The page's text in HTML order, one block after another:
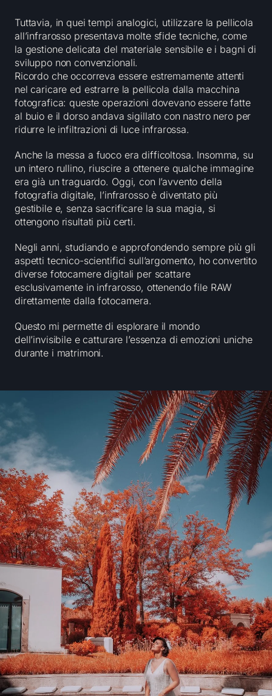
Tuttavia, in quei tempi analogici, utilizzare la pellicola
all’infrarosso presentava molte sfide tecniche, come
la gestione delicata del materiale sensibile e i bagni di
sviluppo non convenzionali.
Ricordo che occorreva essere estremamente attenti
nel caricare ed estrarre la pellicola dalla macchina
fotografica: queste operazioni dovevano essere fatte
al buio e il dorso andava sigillato con nastro nero per
ridurre le infiltrazioni di luce infrarossa.
Anche la messa a fuoco era difficoltosa. Insomma, su
un intero rullino, riuscire a ottenere qualche immagine
era già un traguardo. Oggi, con l’avvento della
fotografia digitale, l’infrarosso è diventato più
gestibile e, senza sacrificare la sua magia, si
ottengono risultati più certi.
Negli anni, studiando e approfondendo sempre più gli
aspetti tecnico-scientifici sull’argomento, ho convertito
diverse fotocamere digitali per scattare
esclusivamente in infrarosso, ottenendo file RAW
direttamente dalla fotocamera.
Questo mi permette di esplorare il mondo
dell’invisibile e catturare l’essenza di emozioni uniche
durante i matrimoni.